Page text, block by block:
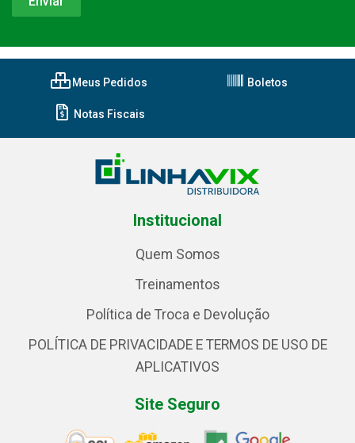
Meus Pedidos Boletos
Notas Fiscais
Institucional
Quem Somos
Treinamentos
Política de Troca e Devolução
POLÍTICA DE PRIVACIDADE E TERMOS DE USO DE
APLICATIVOS
Site Seguro